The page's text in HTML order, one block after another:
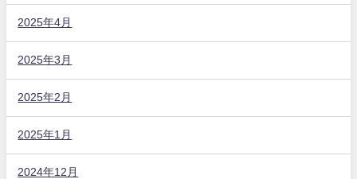
2025年4月
2025年3月
2025年2月
2025年1月
2024年12月